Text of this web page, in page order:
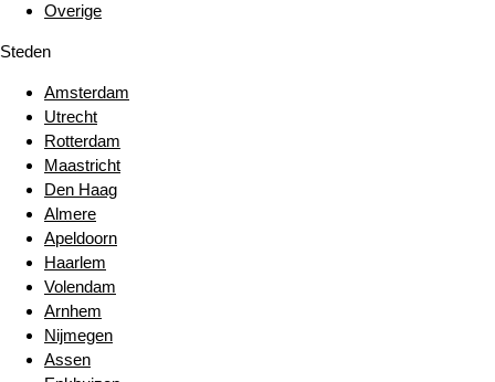
Overige
Steden
Amsterdam
Utrecht
Rotterdam
Maastricht
Den Haag
Almere
Apeldoorn
Haarlem
Volendam
Arnhem
Nijmegen
Assen